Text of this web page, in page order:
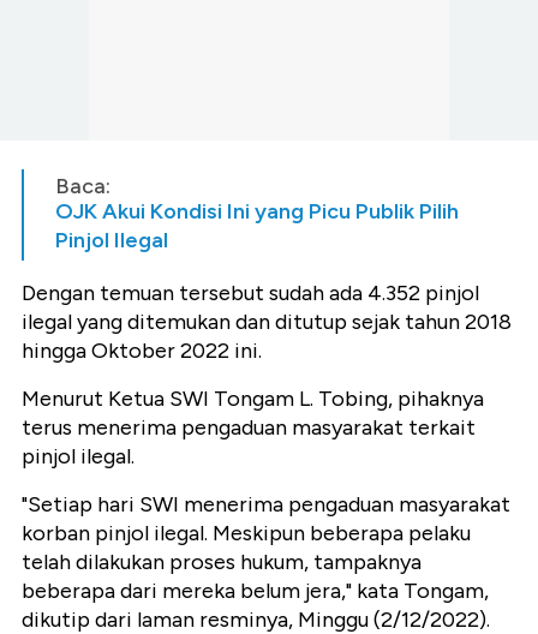
Baca:
OJK Akui Kondisi Ini yang Picu Publik Pilih
Pinjol Ilegal
Dengan temuan tersebut sudah ada 4.352 pinjol
ilegal yang ditemukan dan ditutup sejak tahun 2018
hingga Oktober 2022 ini.
Menurut Ketua SWI Tongam L. Tobing, pihaknya
terus menerima pengaduan masyarakat terkait
pinjol ilegal.
"Setiap hari SWI menerima pengaduan masyarakat
korban pinjol ilegal. Meskipun beberapa pelaku
telah dilakukan proses hukum, tampaknya
beberapa dari mereka belum jera," kata Tongam,
dikutip dari laman resminya, Minggu (2/12/2022).